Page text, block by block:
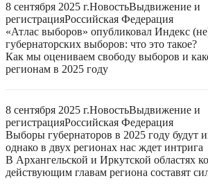
8 сентября 2025 г.НовостьВыдвижение и
регистрацияРоссийская Федерация
«Атлас выборов» опубликовал Индекс
губернаторских выборов: что это такое?
Как мы оцениваем свободу выборов и
регионам в 2025 году
8 сентября 2025 г.НовостьВыдвижение и
регистрацияРоссийская Федерация
Выборы губернаторов в 2025 году будут
однако в двух регионах нас ждет интрига
В Архангельской и Иркутской областях
действующим главам региона составят